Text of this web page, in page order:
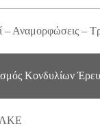
– Αναμορφώσεις –
Κονδυλίων